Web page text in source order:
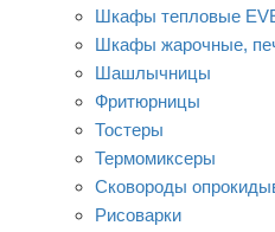
Шкафы тепловые
Шкафы жарочные,
Шашлычницы
Фритюрницы
Тостеры
Термомиксеры
Сковороды
Рисоварки